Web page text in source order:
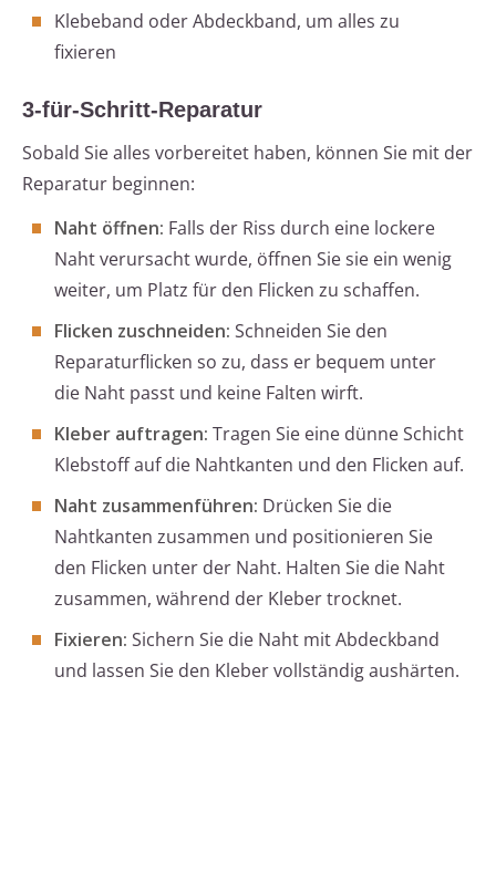
Klebeband oder Abdeckband, um alles zu
fixieren
3-für-Schritt-Reparatur
Sobald Sie alles vorbereitet haben, können Sie mit der
Reparatur beginnen:
Naht öffnen: Falls der Riss durch eine lockere
Naht verursacht wurde, öffnen Sie sie ein wenig
weiter, um Platz für den Flicken zu schaffen.
Flicken zuschneiden: Schneiden Sie den
Reparaturflicken so zu, dass er bequem unter
die Naht passt und keine Falten wirft.
Kleber auftragen: Tragen Sie eine dünne Schicht
Klebstoff auf die Nahtkanten und den Flicken auf.
Naht zusammenführen: Drücken Sie die
Nahtkanten zusammen und positionieren Sie
den Flicken unter der Naht. Halten Sie die Naht
zusammen, während der Kleber trocknet.
Fixieren: Sichern Sie die Naht mit Abdeckband
und lassen Sie den Kleber vollständig aushärten.